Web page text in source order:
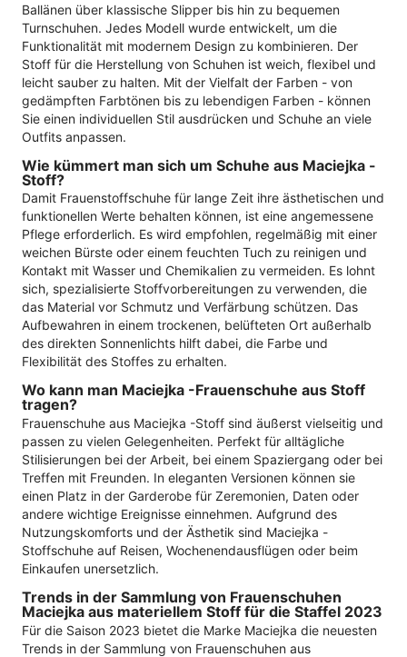
Ballänen über klassische Slipper bis hin zu bequemen
Turnschuhen. Jedes Modell wurde entwickelt, um die
Funktionalität mit modernem Design zu kombinieren. Der
Stoff für die Herstellung von Schuhen ist weich, flexibel und
leicht sauber zu halten. Mit der Vielfalt der Farben - von
gedämpften Farbtönen bis zu lebendigen Farben - können
Sie einen individuellen Stil ausdrücken und Schuhe an viele
Outfits anpassen.
Wie kümmert man sich um Schuhe aus Maciejka -
Stoff?
Damit Frauenstoffschuhe für lange Zeit ihre ästhetischen und
funktionellen Werte behalten können, ist eine angemessene
Pflege erforderlich. Es wird empfohlen, regelmäßig mit einer
weichen Bürste oder einem feuchten Tuch zu reinigen und
Kontakt mit Wasser und Chemikalien zu vermeiden. Es lohnt
sich, spezialisierte Stoffvorbereitungen zu verwenden, die
das Material vor Schmutz und Verfärbung schützen. Das
Aufbewahren in einem trockenen, belüfteten Ort außerhalb
des direkten Sonnenlichts hilft dabei, die Farbe und
Flexibilität des Stoffes zu erhalten.
Wo kann man Maciejka -Frauenschuhe aus Stoff
tragen?
Frauenschuhe aus Maciejka -Stoff sind äußerst vielseitig und
passen zu vielen Gelegenheiten. Perfekt für alltägliche
Stilisierungen bei der Arbeit, bei einem Spaziergang oder bei
Treffen mit Freunden. In eleganten Versionen können sie
einen Platz in der Garderobe für Zeremonien, Daten oder
andere wichtige Ereignisse einnehmen. Aufgrund des
Nutzungskomforts und der Ästhetik sind Maciejka -
Stoffschuhe auf Reisen, Wochenendausflügen oder beim
Einkaufen unersetzlich.
Trends in der Sammlung von Frauenschuhen
Maciejka aus materiellem Stoff für die Staffel 2023
Für die Saison 2023 bietet die Marke Maciejka die neuesten
Trends in der Sammlung von Frauenschuhen aus